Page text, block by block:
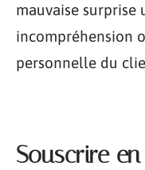
mauvaise
incompréhension
personnelle du
Souscrire